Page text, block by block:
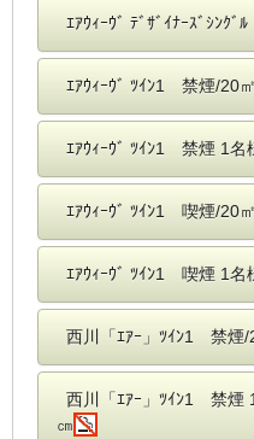
ｴｱｳｨｰｳﾞ ﾃﾞｻﾞｲﾅｰｽﾞｼﾝｸ
ｴｱｳｨｰｳﾞ ﾂｲﾝ1 禁煙/20
ｴｱｳｨｰｳﾞ ﾂｲﾝ1 禁煙 1名
ｴｱｳｨｰｳﾞ ﾂｲﾝ1 喫煙/20
ｴｱｳｨｰｳﾞ ﾂｲﾝ1 喫煙 1名
西川「ｴｱｰ」ﾂｲﾝ1 禁煙/
西川「ｴｱｰ」ﾂｲﾝ1 禁煙
㎝